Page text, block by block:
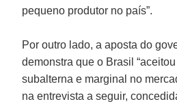
pequeno produtor no país”.
Por outro lado, a aposta do
demonstra que o Brasil
subalterna e marginal no
na entrevista a seguir,